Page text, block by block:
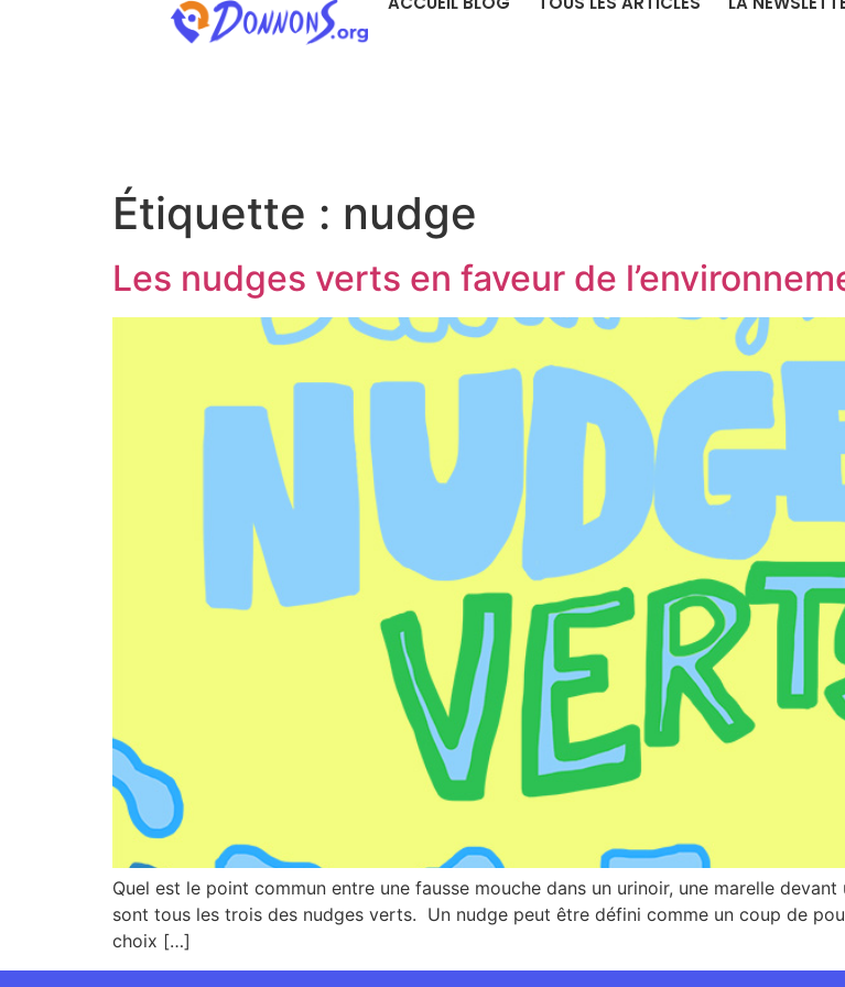
Étiquette : nudge
Les nudges verts en faveur de
Quel est le point commun entre une fausse mouche dans un urinoir, une marelle
sont tous les trois des nudges verts. Un nudge peut être défini comme un coup de
choix […]